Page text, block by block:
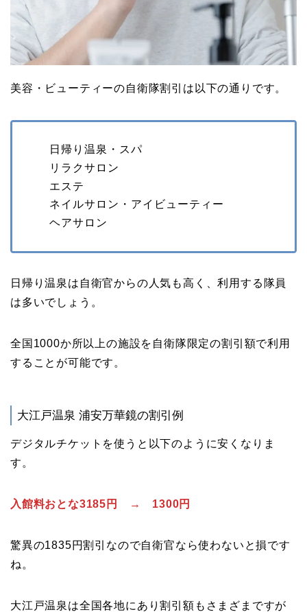
美容・ビューティーの自衛隊割引は以下の通りです。
日帰り温泉・スパ
リラクサロン
エステ
ネイルサロン・アイビューティー
ヘアサロン
日帰り温泉は自衛官からの人気も高く、利用する隊員
は多いでしょう。
全国1000か所以上の施設を自衛隊限定の割引額で利用
することが可能です。
大江戸温泉 浦安万華鏡の割引例
デジタルチケットを使うと以下のように安くなりま
す。
入館料おとな3185円 → 1300円
驚異の1835円割引なので自衛官なら使わないと損です
ね。
大江戸温泉は全国各地にあり割引額もさまざまですが